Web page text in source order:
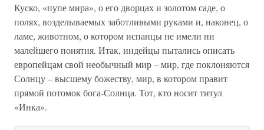
Куско, «пупе мира», о его дворцах и золотом саде, о
полях, возделываемых заботливыми руками и, наконец, о
ламе, животном, о котором испанцы не имели ни
малейшего понятия. Итак, индейцы пытались описать
европейцам свой необычный мир – мир, где поклоняются
Солнцу – высшему божеству, мир, в котором правит
прямой потомок бога-Солнца. Тот, кто носит титул
«Инка».